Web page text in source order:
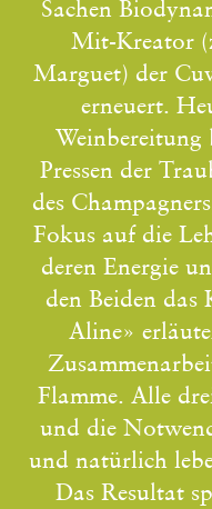
Sachen
Mit-Kreator
Marguet) der
erneuert.
Weinbereitung
Pressen der
des
Fokus auf die
deren Energie
den Beiden
Aline»
Flamme. Alle
und die
und natürlich
Das Resultat